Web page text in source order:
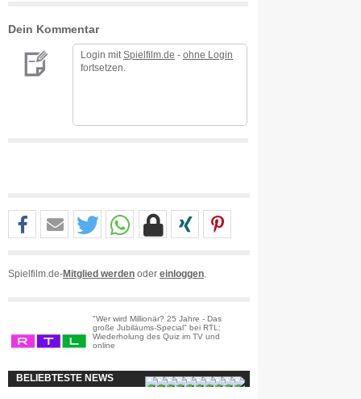
Dein Kommentar
Login mit Spielfilm.de - ohne Login
fortsetzen.
Spielfilm.de-Mitglied werden oder einloggen
"Wer wird Millionär? 25 Jahre - Das
große Jubiläums-Special" bei RTL:
Wiederholung des Quiz im TV und
online
BELIEBTESTE NEWS